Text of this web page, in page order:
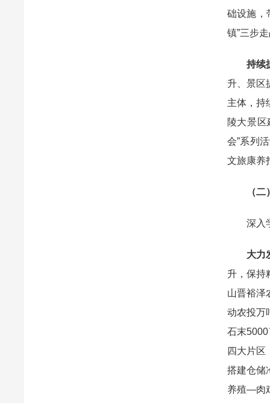
础设施，
镇”三步
持续
升、景区
主体，持
陵大景
会”系列
文旅康养
（二
深入学
大力
升，保持
山晋裕泽
动农投万
石末
四大片
搭建仓储
养殖—肉